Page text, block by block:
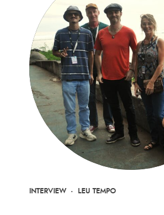
INTERVIEW· LEU TEMPO